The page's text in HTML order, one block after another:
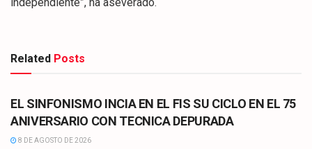
Related Posts
CULTURA
EL SINFONISMO INCIA EN EL FIS SU CICLO EN EL 75
ANIVERSARIO CON TECNICA DEPURADA
8 DE AGOSTO DE 2026